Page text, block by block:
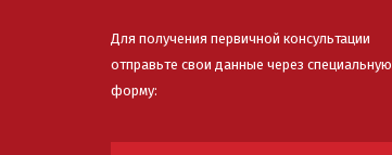
Для получения первичной консультации
отправьте свои данные через специальную
форму: